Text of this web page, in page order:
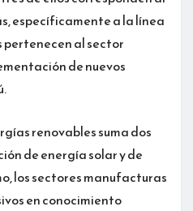
específicamente a la línea
al sector
de nuevos
renovables suma dos
de energía solar y de
los sectores manufacturas
en conocimiento